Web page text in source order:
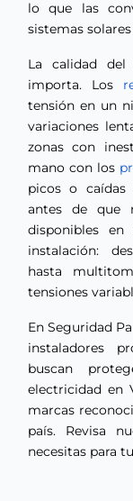
lo que las
sistemas
La calidad del
importa. Los
tensión en un
variaciones
zonas con
mano con los
picos o caídas
antes de que
disponibles en
instalación:
hasta
tensiones
En Seguridad
instaladores
buscan
electricidad en
marcas
país. Revisa
necesitas para